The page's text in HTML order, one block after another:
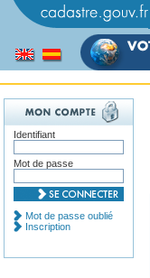
Identifiant
Mot de passe
Mot de passe oublié
Inscription